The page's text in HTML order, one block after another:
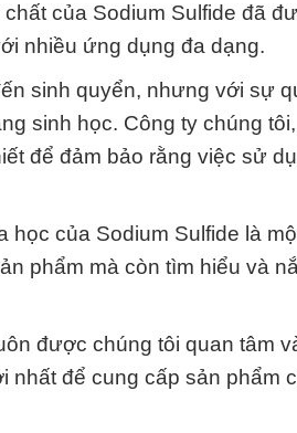
của Sodium Sulfide đã
nhiều ứng dụng đa dạng.
sinh quyển, nhưng với sự
sinh học. Công ty chúng
để đảm bảo rằng việc sử
của Sodium Sulfide là
phẩm mà còn tìm hiểu và
được chúng tôi quan tâm
để cung cấp sản phẩm